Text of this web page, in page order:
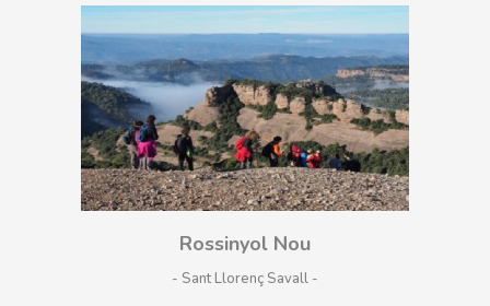
Rossinyol Nou
- Sant Llorenç Savall